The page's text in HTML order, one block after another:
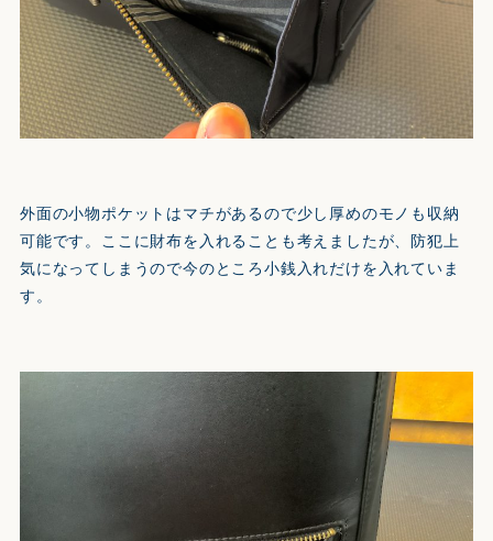
外面の小物ポケットはマチがあるので少し厚めのモノも収納
可能です。ここに財布を入れることも考えましたが、防犯上
気になってしまうので今のところ小銭入れだけを入れていま
す。